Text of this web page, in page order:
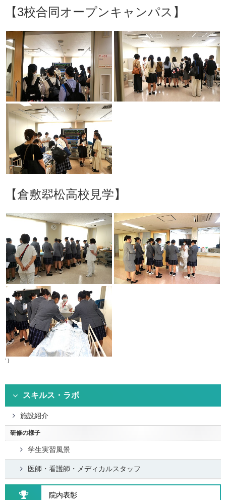
【3校合同オープンキャンパス】
【倉敷翆松高校見学】
' }
スキルス・ラボ
施設紹介
研修の様子
学生実習風景
医師・看護師・メディカルスタッフ
院内表彰